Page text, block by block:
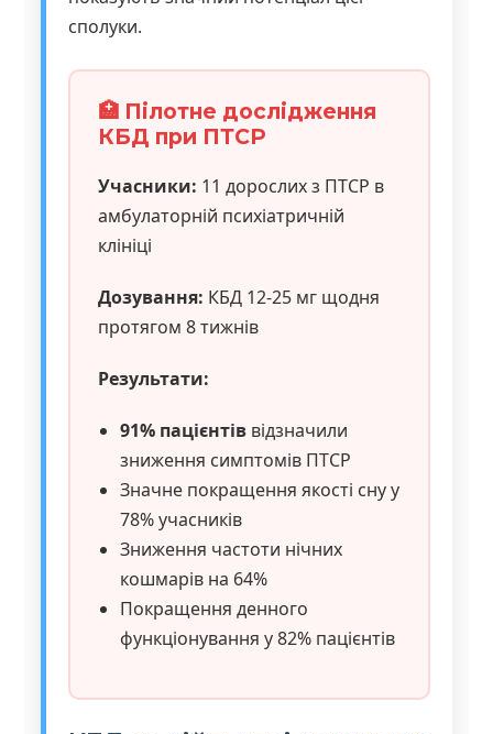
сполуки.
🏥 Пілотне дослідження
КБД при ПТСР
Учасники: 11 дорослих з ПТСР в
амбулаторній психіатричній
клініці
Дозування: КБД 12-25 мг щодня
протягом 8 тижнів
Результати:
91% пацієнтів відзначили
зниження симптомів ПТСР
Значне покращення якості сну у
78% учасників
Зниження частоти нічних
кошмарів на 64%
Покращення денного
функціонування у 82% пацієнтів